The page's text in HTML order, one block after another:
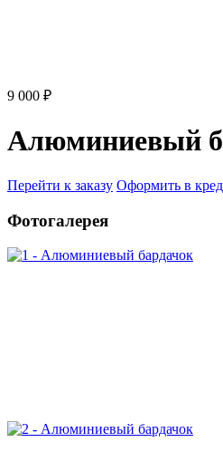
9 000 ₽
Алюминиевый
Перейти к заказу Оформить в
Фотогалерея